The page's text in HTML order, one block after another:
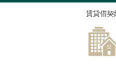
賃貸借契